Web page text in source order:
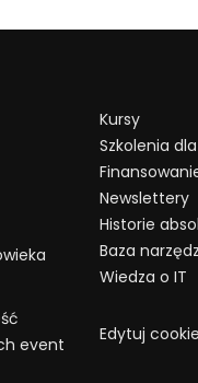
event
Kursy
Szkolenia
Newslettery
Historie
Baza
Wiedza o IT
Edytuj